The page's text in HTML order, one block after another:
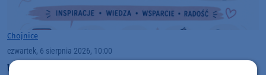
Chojnice
czwartek, 6 sierpnia 2026, 10:00
W sobotę (8.08) w Chojnicach Targi Rodzinne Baby